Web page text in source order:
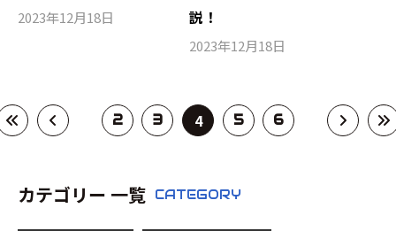
2023年12月18日
説！
2023年12月18日
2 3 4 5 6
カテゴリー 一覧 CATEGORY